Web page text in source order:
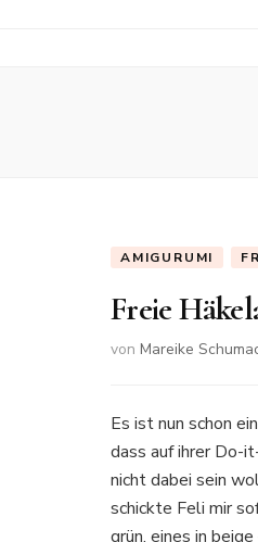
AMIGURUMI
Freie
von Mareike
Es ist nun schon
dass auf ihrer Do-
nicht dabei sein
schickte Feli mir
grün, eines in